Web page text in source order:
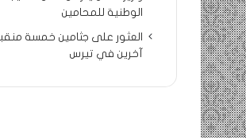
الوطنية للمحامين
العثور على جثامين خمسة
آخرين في تيرس